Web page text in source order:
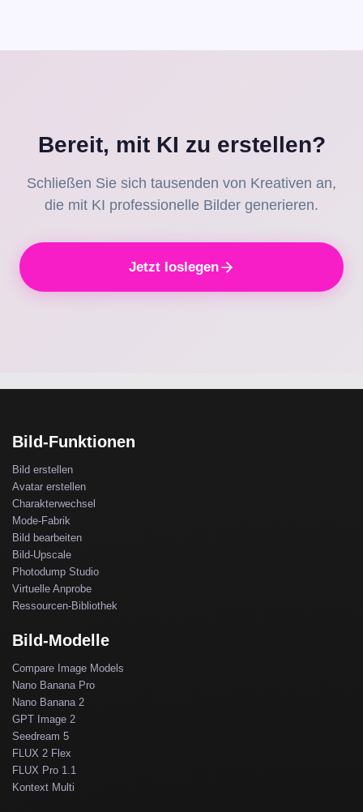
Bereit, mit KI zu erstellen?
Schließen Sie sich tausenden von Kreativen an,
die mit KI professionelle Bilder generieren.
Jetzt loslegen
Bild-Funktionen
Bild erstellen
Avatar erstellen
Charakterwechsel
Mode-Fabrik
Bild bearbeiten
Bild-Upscale
Photodump Studio
Virtuelle Anprobe
Ressourcen-Bibliothek
Bild-Modelle
Compare Image Models
Nano Banana Pro
Nano Banana 2
GPT Image 2
Seedream 5
FLUX 2 Flex
FLUX Pro 1.1
Kontext Multi